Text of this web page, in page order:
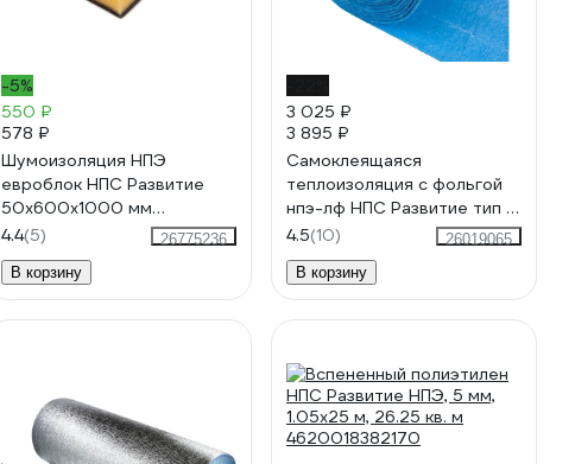
-5%
550 ₽
578 ₽
Шумоизоляция НПЭ
евроблок НПС Развитие
50x600x1000 мм
4620018380916
4.4(5)
26775236
В корзину
3 025 ₽
3 895 ₽
Самоклеящаяся
теплоизоляция с фольгой
нпэ-лф НПС Развитие тип с
10 мм 0,6x15 м 9м2
4620018382248
4.5(10)
26019065
В корзину